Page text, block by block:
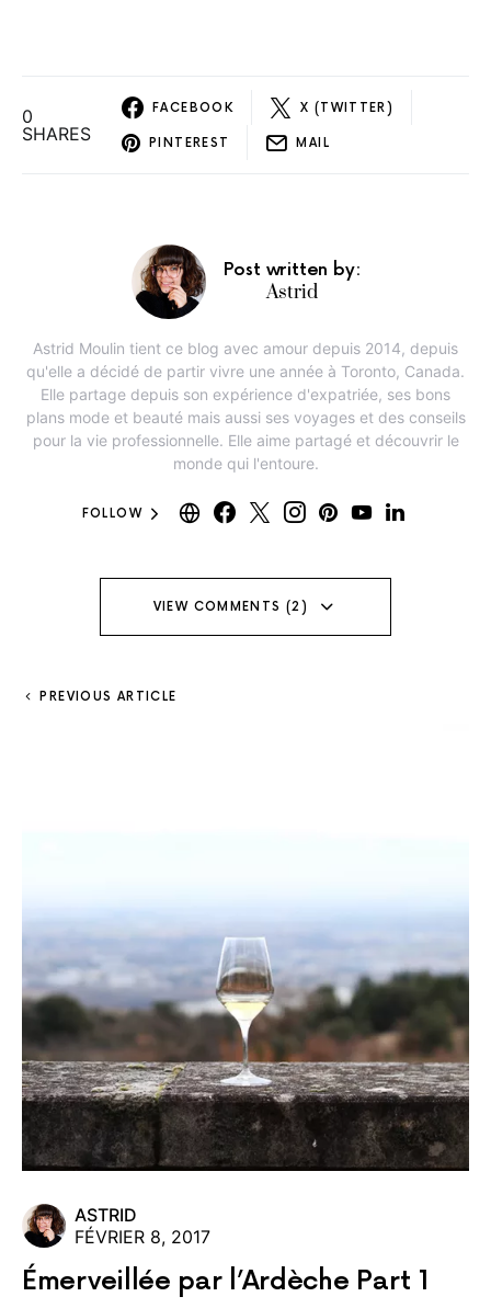
0
SHARES
FACEBOOK X (TWITTER)
PINTEREST MAIL
Post written by:
Astrid
Astrid Moulin tient ce blog avec amour depuis 2014, depuis
qu'elle a décidé de partir vivre une année à Toronto, Canada.
Elle partage depuis son expérience d'expatriée, ses bons
plans mode et beauté mais aussi ses voyages et des conseils
pour la vie professionnelle. Elle aime partagé et découvrir le
monde qui l'entoure.
FOLLOW
VIEW COMMENTS (2)
PREVIOUS ARTICLE
ASTRID
FÉVRIER 8, 2017
Émerveillée par l’Ardèche Part 1